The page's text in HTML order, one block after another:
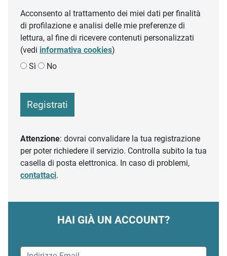
Acconsento al trattamento dei miei dati per finalità
di profilazione e analisi delle mie preferenze di
lettura, al fine di ricevere contenuti personalizzati
(vedi informativa cookies)
Sì
No
Registrati
Attenzione: dovrai convalidare la tua registrazione
per poter richiedere il servizio. Controlla subito la tua
casella di posta elettronica. In caso di problemi,
contattaci.
HAI GIÀ UN ACCOUNT?